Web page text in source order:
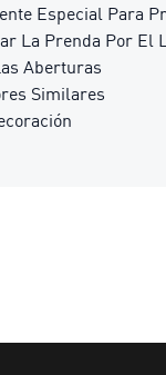
Especial Para
La Prenda Por El
Aberturas
Similares